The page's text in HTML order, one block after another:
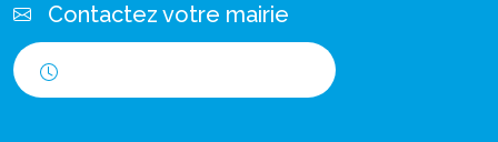
Contactez votre mairie